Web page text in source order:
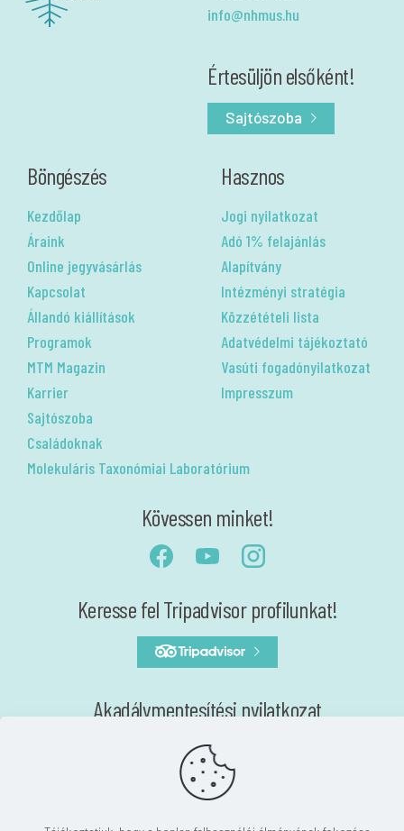
Böngészés
Kezdőlap
Áraink
Online jegyvásárlás
Kapcsolat
Állandó kiállítások
Programok
MTM Magazin
Karrier
Sajtószoba
Családoknak
Molekuláris Taxonómiai Laboratórium
Hasznos
Jogi nyilatkozat
Adó 1% felajánlás
Alapítvány
Intézményi stratégia
Közzétételi lista
Adatvédelmi tájékoztató
Vasúti fogadónyilatkozat
Impresszum
info@nhmus.hu
Értesüljön elsőként!
Sajtószoba
Kövessen minket!
Keresse fel Tripadvisor profilunkat!
Akadálymentesítési nyilatkozat
Nyilatkozat